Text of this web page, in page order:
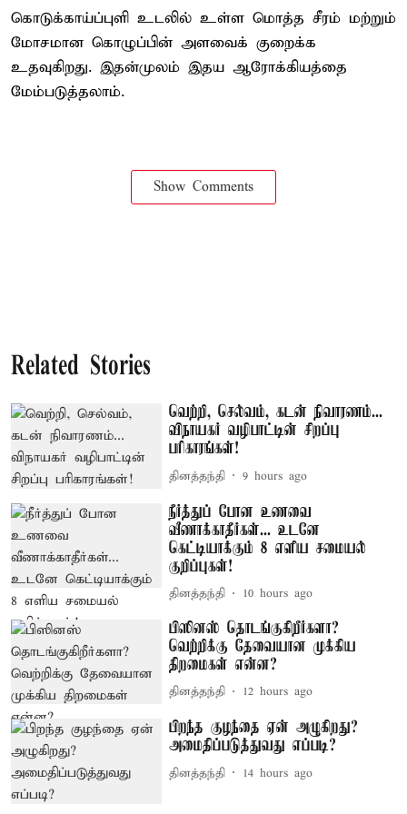
கொடுக்காய்ப்புளி உடலில் உள்ள மொத்த சீரம் மற்றும்
மோசமான கொழுப்பின் அளவைக் குறைக்க
உதவுகிறது. இதன்முலம் இதய ஆரோக்கியத்தை
மேம்படுத்தலாம்.
Show Comments
Related Stories
வெற்றி, செல்வம், கடன் நிவாரணம்...
விநாயகர் வழிபாட்டின் சிறப்பு
பரிகாரங்கள்!
தினத்தந்தி 9 hours ago
நீர்த்துப் போன உணவை
வீணாக்காதீர்கள்... உடனே
கெட்டியாக்கும் 8 எளிய சமையல்
குறிப்புகள்!
தினத்தந்தி 10 hours ago
பிஸினஸ் தொடங்குகிறீர்களா?
வெற்றிக்கு தேவையான முக்கிய
திறமைகள் என்ன?
தினத்தந்தி 12 hours ago
பிறந்த குழந்தை ஏன் அழுகிறது?
அமைதிப்படுத்துவது எப்படி?
தினத்தந்தி 14 hours ago